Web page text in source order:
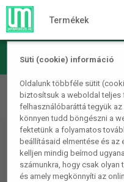
Süti (cookie) információ
Oldalunk többféle sütit
biztosítsuk a weboldal
felhasználóbaráttá tegyük
könnyen tudd böngészni a
fektetünk a folyamatos
beállításaid elmentése és az
kelljen mindig beírnod
számunkra, hogy csak olyan
és amely megkönnyíti az
Termékek
Otthon, lakás, háztartás
Készlet